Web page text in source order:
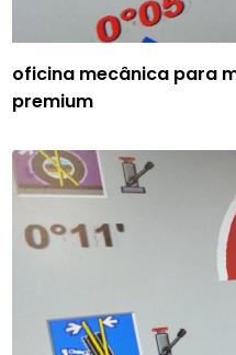
oficina mecânica para
premium